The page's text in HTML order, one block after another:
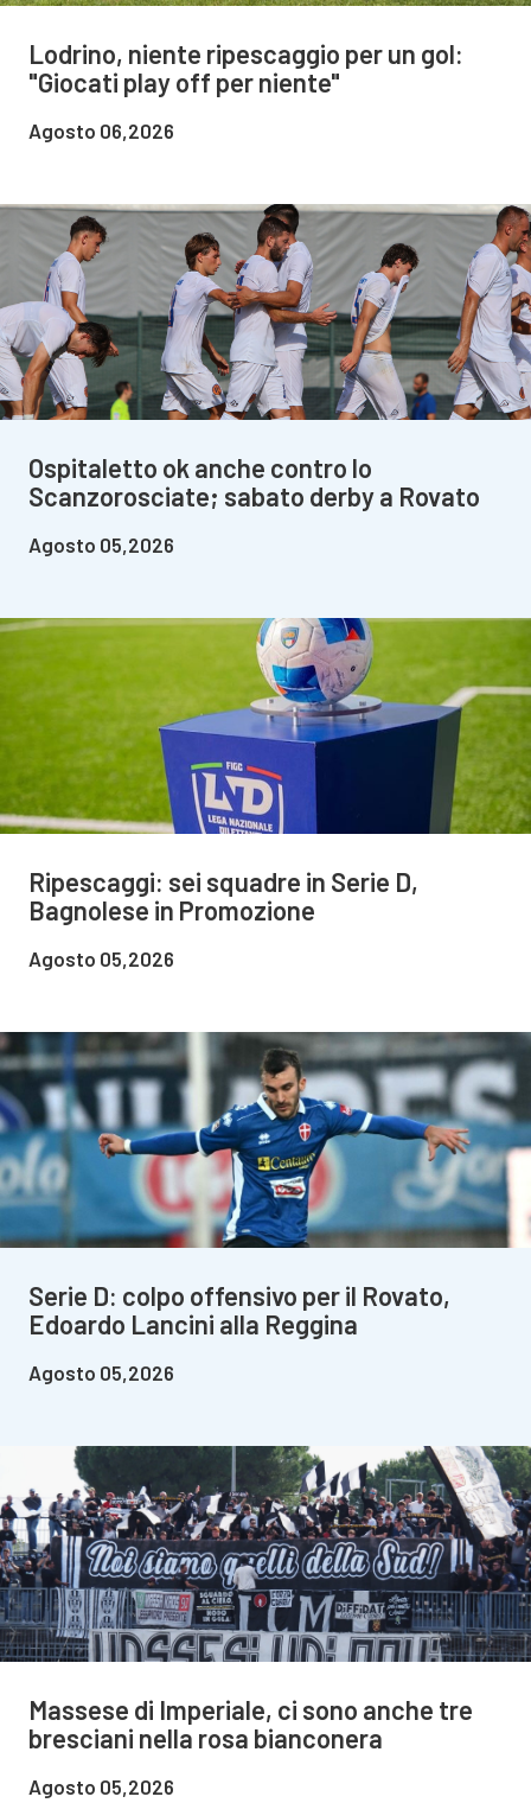
Lodrino, niente ripescaggio per un gol:
"Giocati play off per niente"
Agosto 06,2026
Ospitaletto ok anche contro lo
Scanzorosciate; sabato derby a Rovato
Agosto 05,2026
Ripescaggi: sei squadre in Serie D,
Bagnolese in Promozione
Agosto 05,2026
Serie D: colpo offensivo per il Rovato,
Edoardo Lancini alla Reggina
Agosto 05,2026
Massese di Imperiale, ci sono anche tre
bresciani nella rosa bianconera
Agosto 05,2026